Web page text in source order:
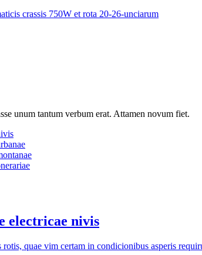
unum tantum verbum erat. Attamen novum fiet.
electricae nivis
quae vim certam in condicionibus asperis